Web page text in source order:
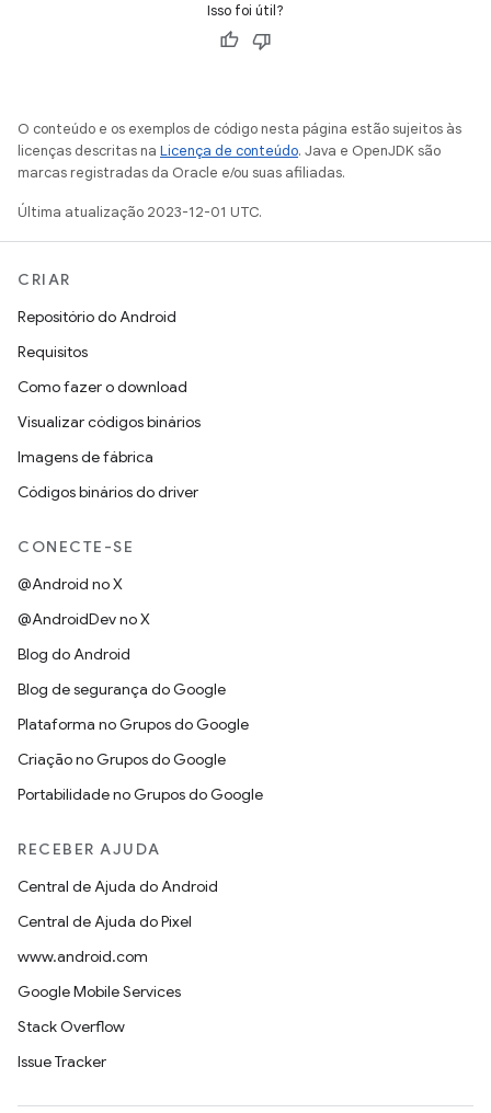
Isso foi útil?
O conteúdo e os exemplos de código nesta página estão sujeitos às
licenças descritas na Licença de conteúdo. Java e OpenJDK são
marcas registradas da Oracle e/ou suas afiliadas.
Última atualização 2023-12-01 UTC.
CRIAR
Repositório do Android
Requisitos
Como fazer o download
Visualizar códigos binários
Imagens de fábrica
Códigos binários do driver
CONECTE-SE
@Android no X
@AndroidDev no X
Blog do Android
Blog de segurança do Google
Plataforma no Grupos do Google
Criação no Grupos do Google
Portabilidade no Grupos do Google
RECEBER AJUDA
Central de Ajuda do Android
Central de Ajuda do Pixel
www.android.com
Google Mobile Services
Stack Overflow
Issue Tracker